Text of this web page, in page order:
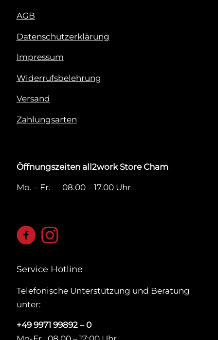
AGB
Datenschutzerklärung
Impressum
Widerrufsbelehrung
Versand
Zahlungsarten
Öffnungszeiten all2work Store Cham
Mo. – Fr. 08.00 – 17.00 Uhr
Service Hotline
Telefonische Unterstützung und Beratung
unter:
+49 9971 99892 – 0